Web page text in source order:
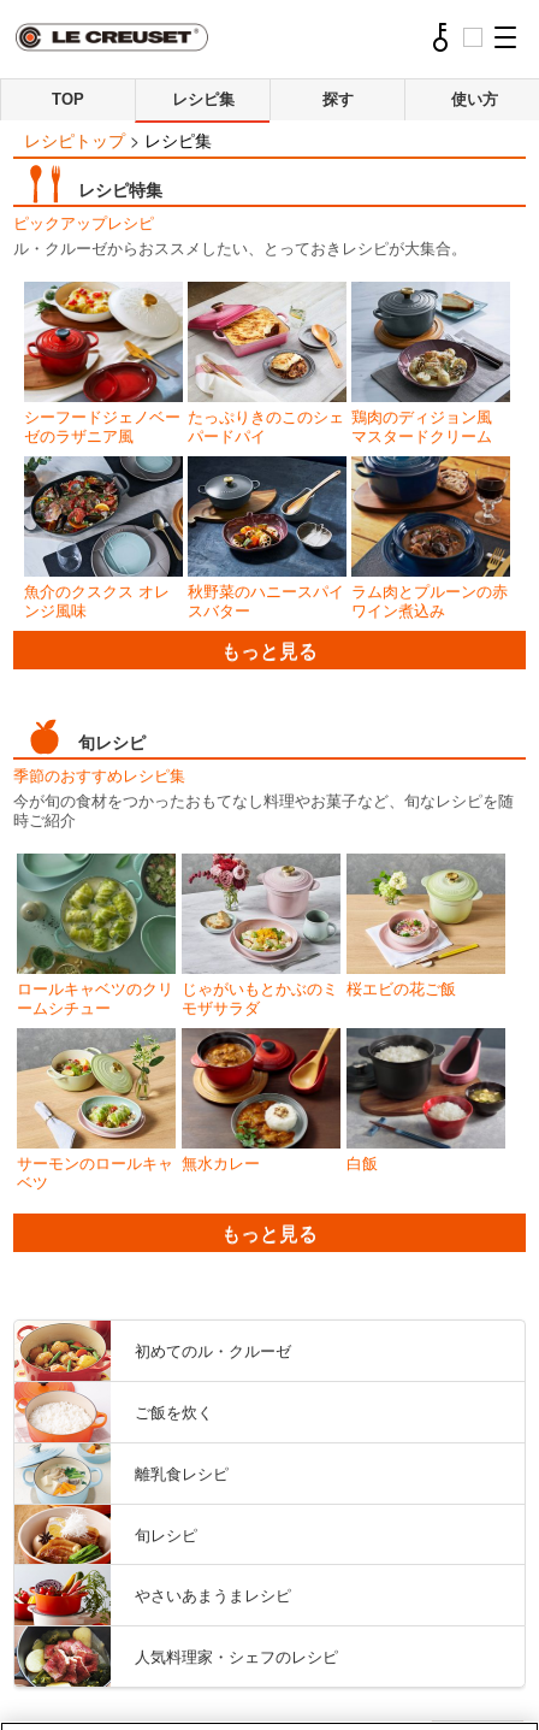
TOP レシピ集 探す 使い方
レシピトップ > レシピ集
レシピ特集
ピックアップレシピ
ル・クルーゼからおススメしたい、とっておきレシピが大集合。
シーフードジェノベー
ゼのラザニア風
たっぷりきのこのシェ
パードパイ
鶏肉のディジョン風
マスタードクリーム
魚介のクスクス オレ
ンジ風味
秋野菜のハニースパイ
スバター
ラム肉とプルーンの赤
ワイン煮込み
もっと見る
旬レシピ
季節のおすすめレシピ集
今が旬の食材をつかったおもてなし料理やお菓子など、旬なレシピを随
時ご紹介
ロールキャベツのクリ
ームシチュー
じゃがいもとかぶのミ
モザサラダ
桜エビの花ご飯
サーモンのロールキャ
ベツ
無水カレー 白飯
もっと見る
初めてのル・クルーゼ
ご飯を炊く
離乳食レシピ
旬レシピ
やさいあまうまレシピ
人気料理家・シェフのレシピ